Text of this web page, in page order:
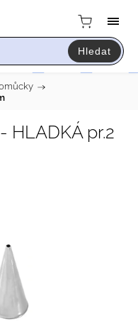
Hledat
/
HLADKÁ pr.2